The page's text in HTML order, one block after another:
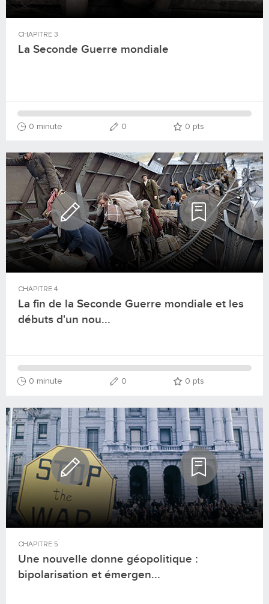
CHAPITRE 3
La Seconde Guerre mondiale
0 minute 0 0 pts
CHAPITRE 4
La fin de la Seconde Guerre mondiale et les
débuts d'un nou...
0 minute 0 0 pts
CHAPITRE 5
Une nouvelle donne géopolitique :
bipolarisation et émergen...